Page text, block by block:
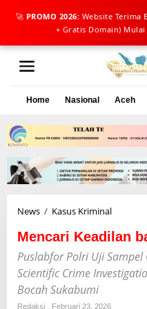
🚀 PROMO 2026: Website Terima
+ Gratis Domain) Mulai
L
Home Nasional Aceh
News / Kasus Kriminal
n
c
a
r
Mencari Keadilan
Puslabfor Polri Uji
Scientific Crime
Bocah Sukabumi
Redaksi
Februari 23, 2026